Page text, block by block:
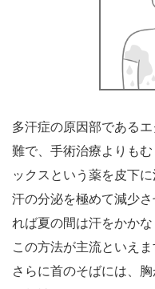
多汗症の原因部である
難で、手術治療よりも
ックスという薬を皮下
汗の分泌を極めて減少
れば夏の間は汗をかか
この方法が主流といえま
さらに首のそばには、